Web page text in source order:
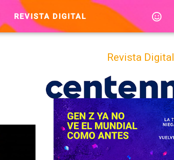
REVISTA DIGITAL
Revista Digital